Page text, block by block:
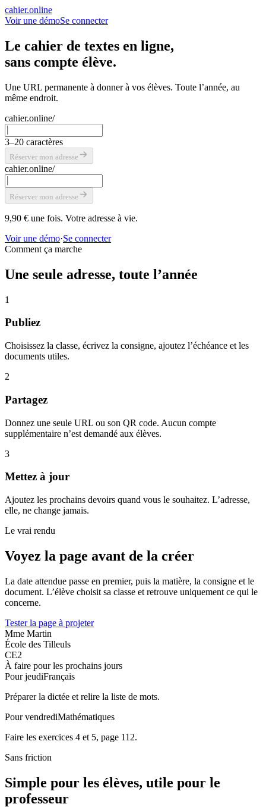
cahier.online
Voir une démoSe connecter
Le cahier de textes en ligne,
sans compte élève.
Une URL permanente à donner à vos élèves. Toute l’année, au
même endroit.
cahier.online/
3–20 caractères
Réserver mon adresse
cahier.online/
Réserver mon adresse
9,90 € une fois. Votre adresse à vie.
Voir une démo·Se connecter
Comment ça marche
Une seule adresse, toute l’année
1
Publiez
Choisissez la classe, écrivez la consigne, ajoutez l’échéance et les
documents utiles.
2
Partagez
Donnez une seule URL ou son QR code. Aucun compte
supplémentaire n’est demandé aux élèves.
3
Mettez à jour
Ajoutez les prochains devoirs quand vous le souhaitez. L’adresse,
elle, ne change jamais.
Le vrai rendu
Voyez la page avant de la créer
La date attendue passe en premier, puis la matière, la consigne et le
document. L’élève choisit sa classe et retrouve uniquement ce qui le
concerne.
Tester la page à projeter
Mme Martin
École des Tilleuls
CE2
À faire pour les prochains jours
Pour jeudiFrançais
Préparer la dictée et relire la liste de mots.
Pour vendrediMathématiques
Faire les exercices 4 et 5, page 112.
Sans friction
Simple pour les élèves, utile pour le
professeur